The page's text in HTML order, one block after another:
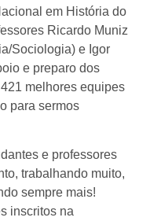
em História do
Ricardo Muniz
Sociologia) e Igor
e preparo dos
melhores equipes
para sermos
e professores
trabalhando muito,
sempre mais!
inscritos na